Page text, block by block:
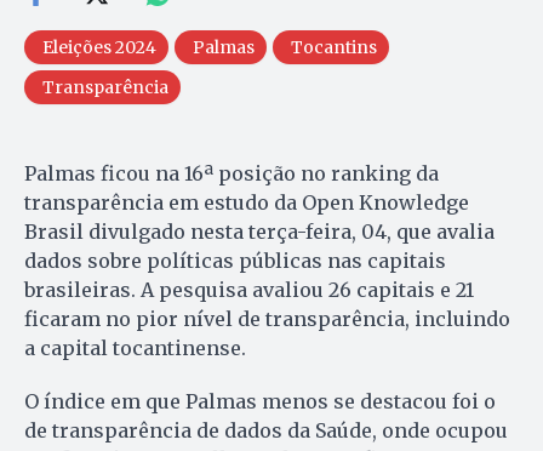
Eleições 2024 Palmas
Tocantins
Transparência
Palmas ficou na 16ª posição no ranking da
transparência em estudo da Open Knowledge
Brasil divulgado nesta terça-feira, 04, que avalia
dados sobre políticas públicas nas capitais
brasileiras. A pesquisa avaliou 26 capitais e 21
ficaram no pior nível de transparência, incluindo
a capital tocantinense.
O índice em que Palmas menos se destacou foi o
de transparência de dados da Saúde, onde ocupou